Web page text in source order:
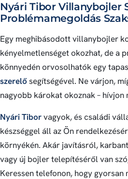
Nyári Tibor Villanybojler
Problémamegoldás
Egy meghibásodott villanybojler
kényelmetlenséget okozhat, de a
könnyedén orvosolhatók egy
szerelősegítségével. Ne várjon,
nagyobb károkat okoznak – hívjon
Nyári Tiborvagyok, és családi
készséggel áll az Ön
környékén. Akár javításról,
vagy új bojler telepítéséről van
Keressen telefonon, hogy gyorsan